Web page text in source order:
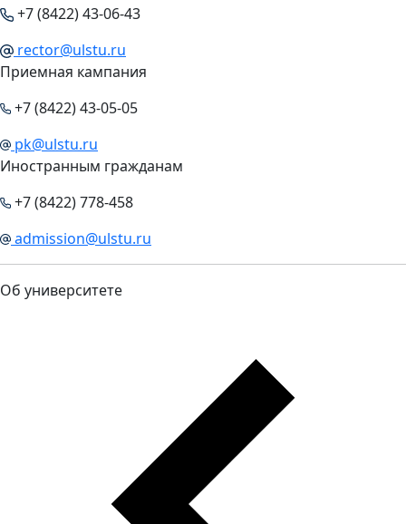
+7 (8422) 43-06-43
rector@ulstu.ru
Приемная кампания
+7 (8422) 43-05-05
pk@ulstu.ru
Иностранным гражданам
+7 (8422) 778-458
admission@ulstu.ru
Об университете